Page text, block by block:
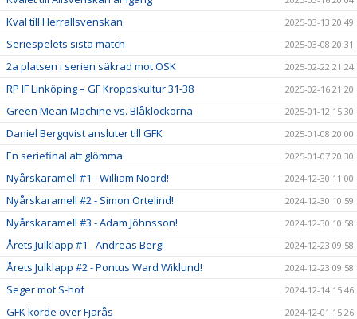
Kval till Herrallsvenskan 2025-03-13 20:49
Seriespelets sista match 2025-03-08 20:31
2a platsen i serien säkrad mot ÖSK 2025-02-22 21:24
RP IF Linköping – GF Kroppskultur 31-38 2025-02-16 21:20
Green Mean Machine vs. Blåklockorna 2025-01-12 15:30
Daniel Bergqvist ansluter till GFK 2025-01-08 20:00
En seriefinal att glömma 2025-01-07 20:30
Nyårskaramell #1 - William Noord! 2024-12-30 11:00
Nyårskaramell #2 - Simon Örtelind! 2024-12-30 10:59
Nyårskaramell #3 - Adam Jöhnsson! 2024-12-30 10:58
Årets Julklapp #1 - Andreas Berg! 2024-12-23 09:58
Årets Julklapp #2 - Pontus Ward Wiklund! 2024-12-23 09:58
Seger mot S-hof 2024-12-14 15:46
GFK körde över Fjärås 2024-12-01 15:26